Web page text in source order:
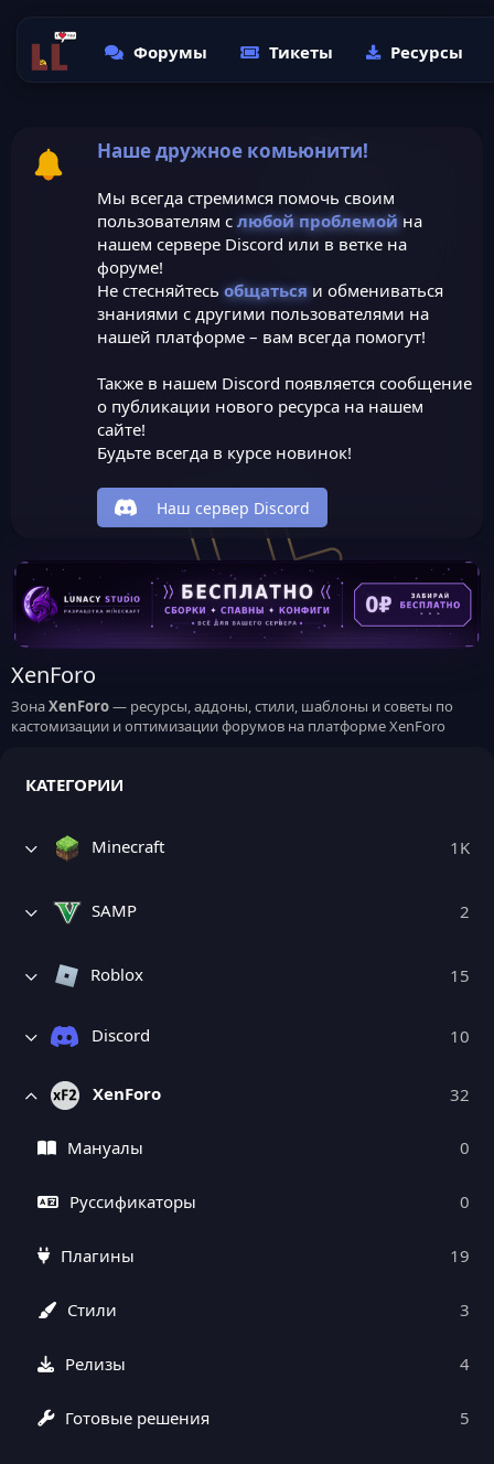
Форумы Тикеты Ресурсы
Наше дружное комьюнити!
Мы всегда стремимся помочь своим
пользователям с любой проблемойна
нашем сервере Discord или в ветке на
форуме!
Не стесняйтесь общатьсяи обмениваться
знаниями с другими пользователями на
нашей платформе – вам всегда помогут!
Также в нашем Discord появляется сообщение
о публикации нового ресурса на нашем
сайте!
Будьте всегда в курсе новинок!
Наш сервер Discord
XenForo
ЗонаXenForo— ресурсы, аддоны, стили, шаблоны и советы по
кастомизации и оптимизации форумов на платформе XenForo
КАТЕГОРИИ
Minecraft 1K
SAMP 2
Roblox 15
Discord 10
XenForo 32
Мануалы 0
Руссификаторы 0
Плагины 19
Стили 3
Релизы 4
Готовые решения 5